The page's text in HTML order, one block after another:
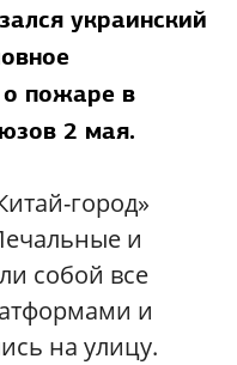
украинский
о пожаре в
2 мая.
город»
и
собой все
и
на улицу.